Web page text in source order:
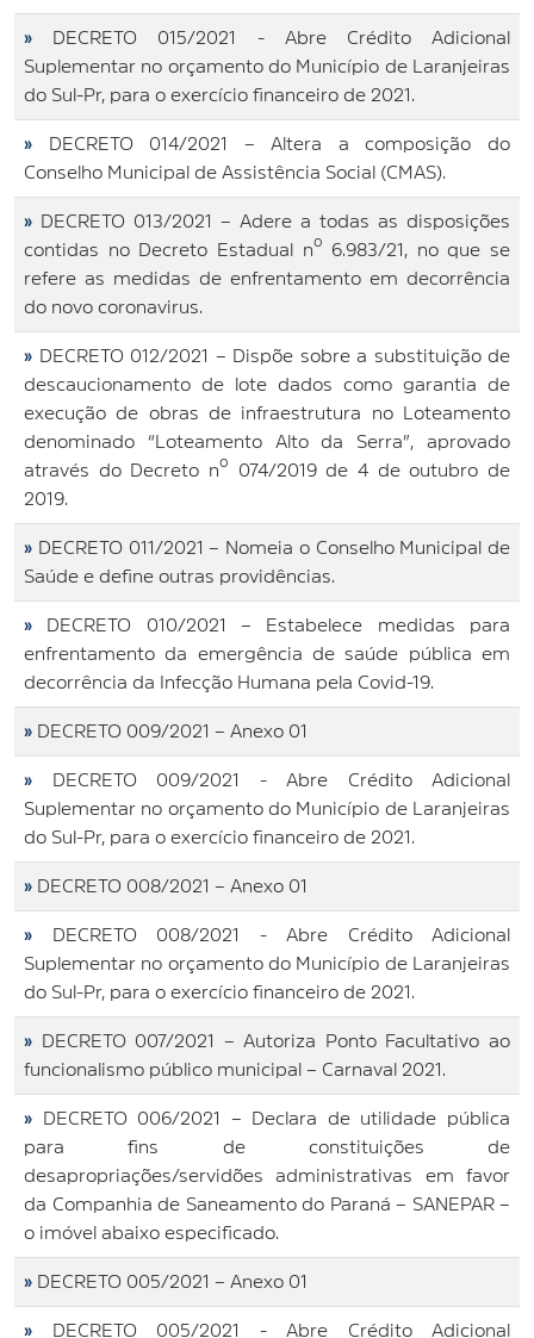
»
DECRETO 015/2021 - Abre Crédito Adicional
Suplementar no orçamento do Município de Laranjeiras
do Sul-Pr, para o exercício financeiro de 2021.
»
DECRETO 014/2021 – Altera a composição do
Conselho Municipal de Assistência Social (CMAS).
» DECRETO 013/2021 – Adere a todas as disposições
contidas no Decreto Estadual nº 6.983/21, no que se
refere as medidas de enfrentamento em decorrência
do novo coronavirus.
» DECRETO 012/2021 – Dispõe sobre a substituição de
descaucionamento de lote dados como garantia de
execução de obras de infraestrutura no Loteamento
denominado “Loteamento Alto da Serra”, aprovado
através do Decreto nº 074/2019 de 4 de outubro de
2019.
» DECRETO 011/2021 – Nomeia o Conselho Municipal de
Saúde e define outras providências.
»
DECRETO 010/2021 – Estabelece medidas para
enfrentamento da emergência de saúde pública em
decorrência da Infecção Humana pela Covid-19.
» DECRETO 009/2021 – Anexo 01
»
DECRETO 009/2021 - Abre Crédito Adicional
Suplementar no orçamento do Município de Laranjeiras
do Sul-Pr, para o exercício financeiro de 2021.
» DECRETO 008/2021 – Anexo 01
»
DECRETO 008/2021 - Abre Crédito Adicional
Suplementar no orçamento do Município de Laranjeiras
do Sul-Pr, para o exercício financeiro de 2021.
»
DECRETO 007/2021 – Autoriza Ponto Facultativo ao
funcionalismo público municipal – Carnaval 2021.
»
DECRETO 006/2021 – Declara de utilidade pública
para fins de constituições de
desapropriações/servidões administrativas em favor
da Companhia de Saneamento do Paraná – SANEPAR –
o imóvel abaixo especificado.
» DECRETO 005/2021 – Anexo 01
» DECRETO 005/2021 - Abre Crédito Adicional